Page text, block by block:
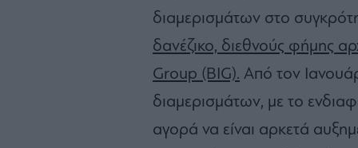
διαμερισμάτων στο
δανέζικο, διεθνούς φήμης
Group (BIG). Από τον
διαμερισμάτων, με το
αγορά να είναι αρκετά